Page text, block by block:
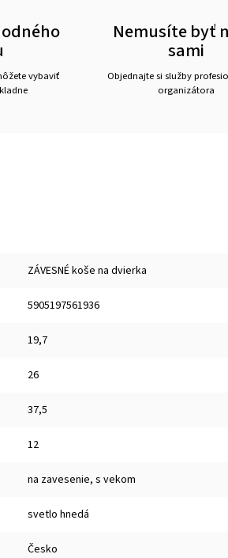
vybaviť
Nemusíte byť
sami
Objednajte si služby
organizátora
ZÁVESNÉ koše na dvierka
5905197561936
19,7
26
37,5
12
na zavesenie, s vekom
svetlo hnedá
Česko